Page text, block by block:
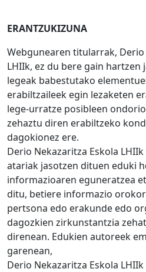
ERANTZUKIZUNA
Webgunearen titularrak, Derio
LHIIk, ez du bere gain
legeak babestutako
erabiltzaileek egin lezaketen
lege-urratze posibleen
zehaztu diren erabiltzeko
dagokionez ere.
Derio Nekazaritza Eskola
atariak jasotzen dituen eduki
informazioaren eguneratzea
ditu, betiere informazio
pertsona edo erakunde edo
dagozkien zirkunstantzia
direnean. Edukien autoreek
garenean,
Derio Nekazaritza Eskola